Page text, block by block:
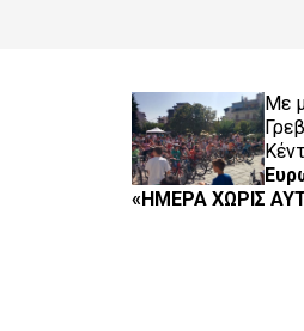
Με
«ΗΜΕΡΑ ΧΩΡΙΣ